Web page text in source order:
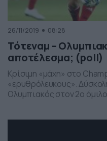
26/11/2019 08:28
Τότεναμ –
αποτέλεσμα; (poll)
Κρίσιμη «μάχη» στο
«ερυθρόλευκους».
Ολυμπιακός στον 2ο
θετικό αποτέλεσμα, ει